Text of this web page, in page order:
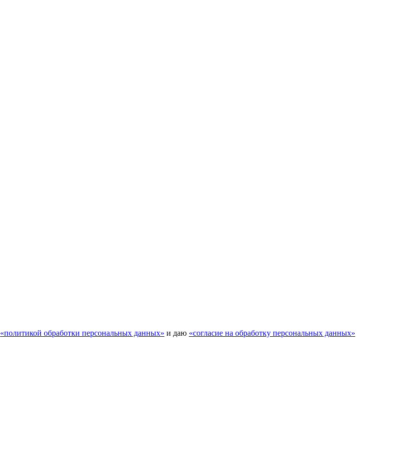
«политикой обработки персональных данных» и даю «согласие на обработку персональных данных»